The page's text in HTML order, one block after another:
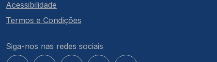
Acessibilidade
Termos e Condições
Siga-nos nas redes sociais